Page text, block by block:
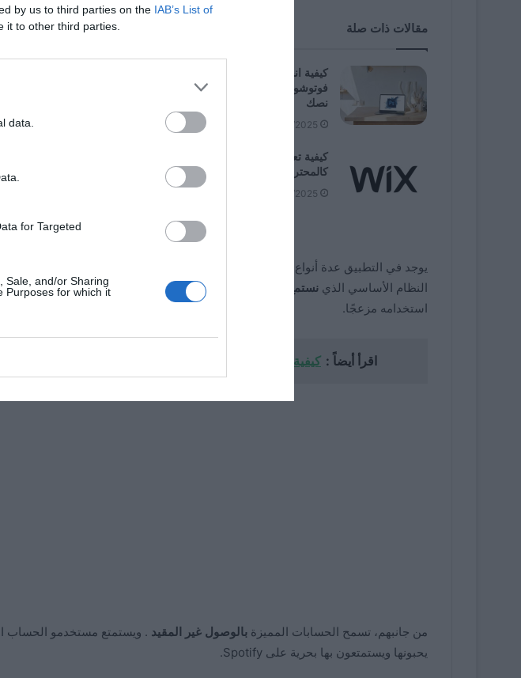
by us to third parties on the IAB’s List of
it to other third parties.
data.
for Targeted
Sale, and/or Sharing
Purposes for which it
مقالات ذات صلة
كيفية انحناء النص باستخدام برنامج
فوتوشوب – تحقيق أقصى استفادة من
نصك
07/02/2025
من،
كالمحترفين – نصائح Wix
06/22/2025
يوجد في التطبيق عدة أنواع من الحسابات، والتي تصنف إلى مجانية ومدفوعة أو مميزة؛
النظام الأساسي الذي نستمع فيه إلى بعض الأغاني ، وله العديد من القيود على
استخدامه مزعجًا.
اقرأ أيضاً : كيفية حساب الإجمالي والفرعي لضريبة القيمة المضافة في
من جانبهم، تسمح الحسابات المميزة بالوصول غير المقيد . ويستمتع مستخدمو الحساب
يحبونها ويستمتعون بها بحرية على Spotify.